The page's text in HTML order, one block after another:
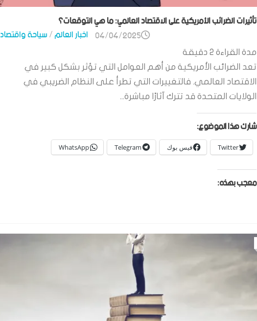
تأثيرات الضرائب الأمريكية على الاقتصاد العالمي: ما هي التوقعات؟
اخبار العالم/سياحة واقتصاد 04/04/2025
مدة القراءة 2 دقيقة
تعد الضرائب الأمريكية من أهم العوامل التي تؤثر بشكل كبير في
الاقتصاد العالمي. فالتغييرات التي تطرأ على النظام الضريبي في
الولايات المتحدة قد تترك آثارًا مباشرة...
شارك هذا الموضوع:
Twitter فيس بوك Telegram
WhatsApp
معجب بهذه: